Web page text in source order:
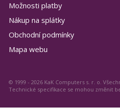
Možnosti platby
Nákup na splátky
Obchodní podmínky
Mapa webu
© 1999 - 2026 KaK Computers s. r. o.
Technické specifikace se mohou změnit